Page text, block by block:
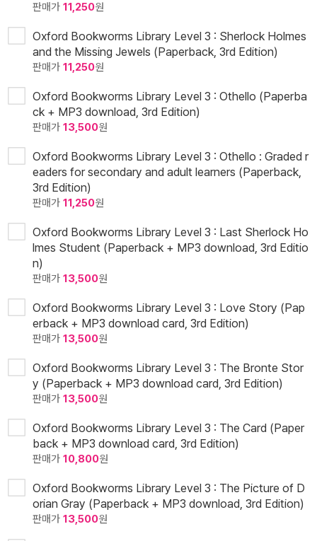
판매가 11,250원
Oxford Bookworms Library Level 3 : Sherlock Holmes
and the Missing Jewels (Paperback, 3rd Edition)
판매가 11,250원
Oxford Bookworms Library Level 3 : Othello (Paperba
ck + MP3 download, 3rd Edition)
판매가 13,500원
Oxford Bookworms Library Level 3 : Othello : Graded r
eaders for secondary and adult learners (Paperback,
3rd Edition)
판매가 11,250원
Oxford Bookworms Library Level 3 : Last Sherlock Ho
lmes Student (Paperback + MP3 download, 3rd Editio
n)
판매가 13,500원
Oxford Bookworms Library Level 3 : Love Story (Pap
erback + MP3 download card, 3rd Edition)
판매가 13,500원
Oxford Bookworms Library Level 3 : The Bronte Stor
y (Paperback + MP3 download card, 3rd Edition)
판매가 13,500원
Oxford Bookworms Library Level 3 : The Card (Paper
back + MP3 download card, 3rd Edition)
판매가 10,800원
Oxford Bookworms Library Level 3 : The Picture of D
orian Gray (Paperback + MP3 download, 3rd Edition)
판매가 13,500원